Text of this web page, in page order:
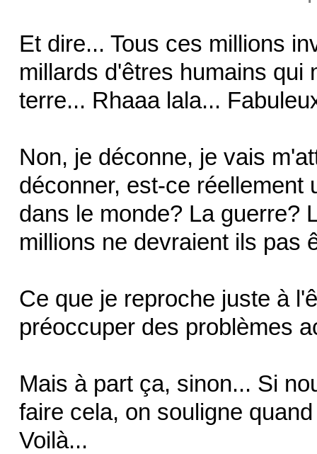
Et dire... Tous ces millions
millards d'êtres humains qui
terre... Rhaaa lala...
Non, je déconne, je vais
déconner, est-ce réellement
dans le monde? La guerre?
millions ne devraient ils pas
Ce que je reproche juste à
préoccuper des problèmes
Mais à part ça, sinon... Si
faire cela, on souligne
Voilà...